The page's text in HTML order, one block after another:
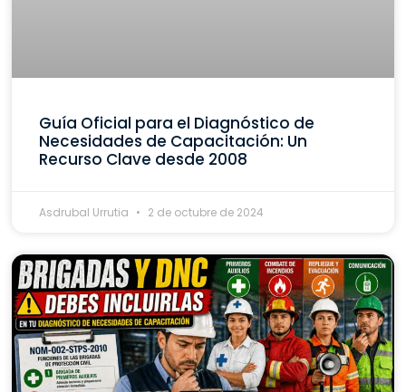
Guía Oficial para el Diagnóstico de
Necesidades de Capacitación: Un
Recurso Clave desde 2008
Asdrubal Urrutia 2 de octubre de 2024